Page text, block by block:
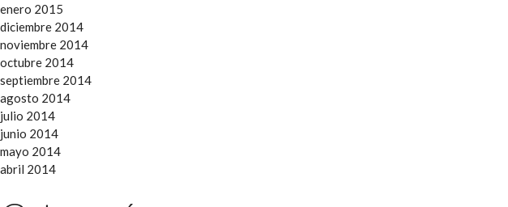
enero 2015
diciembre 2014
noviembre 2014
octubre 2014
septiembre 2014
agosto 2014
julio 2014
junio 2014
mayo 2014
abril 2014